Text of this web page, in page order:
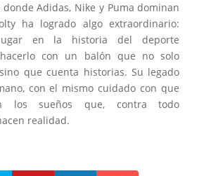
Adidas, Nike y Puma dominan
ha logrado algo extraordinario:
en la historia del deporte
con un balón que no solo
que cuenta historias. Su legado
con el mismo cuidado con que
los sueños que, contra todo
realidad.